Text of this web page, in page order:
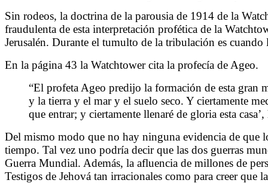
Sin rodeos, la doctrina de la parousia de 1914 de la
fraudulenta de esta interpretación profética de la
Jerusalén. Durante el tumulto de la tribulación es
En la página 43 la Watchtower cita la profecía de Ageo.
“El profeta Ageo predijo la formación de esta gran
y la tierra y el mar y el suelo seco. Y ciertamente
que entrar; y ciertamente llenaré de gloria esta
Del mismo modo que no hay ninguna evidencia de que
tiempo. Tal vez uno podría decir que las dos guerras
Guerra Mundial. Además, la afluencia de millones de
Testigos de Jehová tan irracionales como para creer que